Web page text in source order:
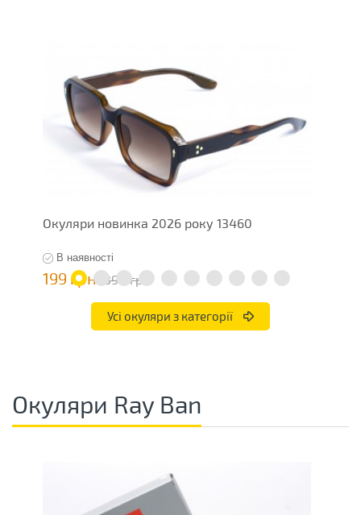
Окуляри новинка 2026 року 13460
В наявності
199 грн 398 грн
Усі окуляри з категорії
Окуляри Ray Ban